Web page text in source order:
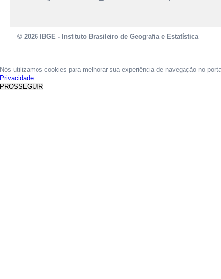
© 2026 IBGE - Instituto Brasileiro de Geografia e Estatística
Nós utilizamos cookies para melhorar sua experiência de navegação no
Privacidade.
PROSSEGUIR